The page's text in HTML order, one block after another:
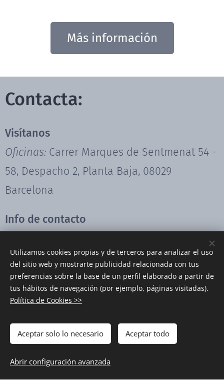
Más información
Contacta:
Visítanos
Oficinas: Carrer Marques de Sentmenat 54 -
58, Despacho 2, Planta Baja, 08029
Barcelona
Info de contacto
Suscríbete a nuestra
newsletter
Novedades semanales con elBIWPA News >>
Utilizamos cookies propias y de terceros para analizar el uso
del sitio web y mostrarte publicidad relacionada con tus
preferencias sobre la base de un perfil elaborado a partir de
tus hábitos de navegación (por ejemplo, páginas visitadas).
Política de Cookies >>
Aceptar solo lo necesario Aceptar todo
Abrir configuración avanzada